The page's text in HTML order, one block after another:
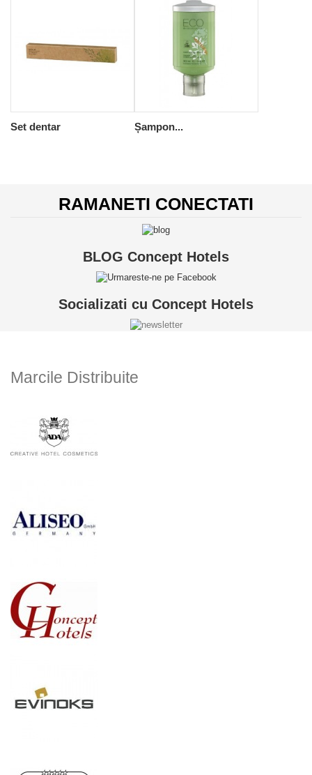
Set dentar Șampon...
RAMANETI CONECTATI
BLOG Concept Hotels
Socializati cu Concept Hotels
Marcile Distribuite